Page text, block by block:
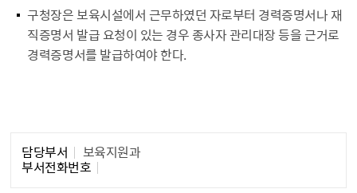
구청장은 보육시설에서 근무하였던 자로부터 경력증명서나 재
직증명서 발급 요청이 있는 경우 종사자 관리대장 등을 근거로
경력증명서를 발급하여야 한다.
담당부서 보육지원과
부서전화번호